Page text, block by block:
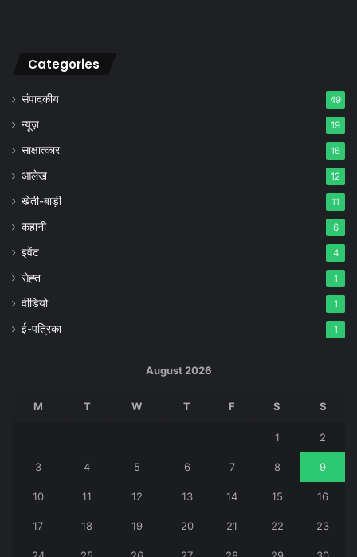
Categories
संपादकीय 49
न्यूज़ 19
साक्षात्कार 16
आलेख 12
खेती-बाड़ी 11
कहानी 6
इवेंट 4
सेह्त 1
वीडियो 1
ई-पत्रिका 1
August 2026
M T W T F S S
1 2
3 4 5 6 7 8 9
10 11 12 13 14 15 16
17 18 19 20 21 22 23